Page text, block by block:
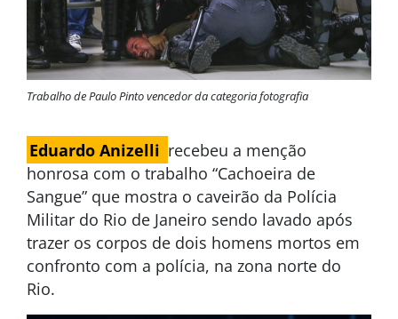
Trabalho de Paulo Pinto vencedor da categoria fotografia
Eduardo Anizelli recebeu a menção
honrosa com o trabalho “Cachoeira de
Sangue” que mostra o caveirão da Polícia
Militar do Rio de Janeiro sendo lavado após
trazer os corpos de dois homens mortos em
confronto com a polícia, na zona norte do
Rio.